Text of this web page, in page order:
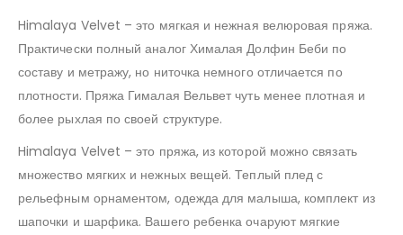
Himalaya Velvet – это мягкая и нежная велюровая пряжа.
Практически полный аналог Хималая Долфин Беби по
составу и метражу, но ниточка немного отличается по
плотности. Пряжа Гималая Вельвет чуть менее плотная и
более рыхлая по своей структуре.
Himalaya Velvet – это пряжа, из которой можно связать
множество мягких и нежных вещей. Теплый плед с
рельефным орнаментом, одежда для малыша, комплект из
шапочки и шарфика. Вашего ребенка очаруют мягкие